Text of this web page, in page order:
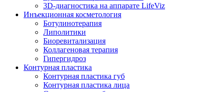
3D-диагностика на аппарате LifeViz
Инъекционная косметология
Ботулинотерапия
Липолитики
Биоревитализация
Коллагеновая терапия
Гипергидроз
Контурная пластика
Контурная пластика губ
Контурная пластика лица